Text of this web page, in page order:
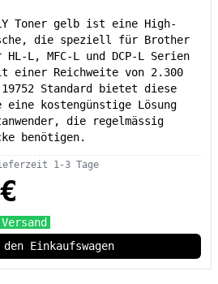
Toner gelb ist eine High-
die speziell für Brother
L, MFC-L und DCP-L Serien
einer Reichweite von 2.300
Standard bietet diese
eine kostengünstige Lösung
die regelmässig
benötigen.
1-3 Tage
Einkaufswagen